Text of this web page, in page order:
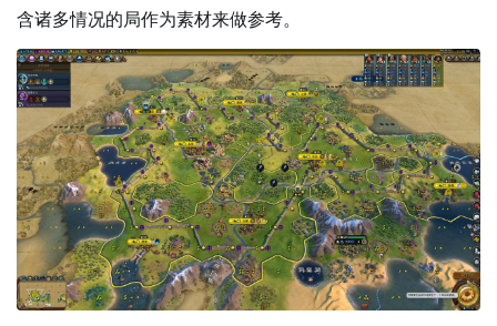
含诸多情况的局作为素材来做参考。